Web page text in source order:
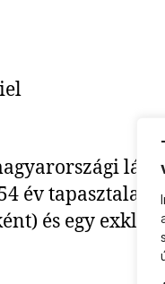
év tapasztalata
és egy